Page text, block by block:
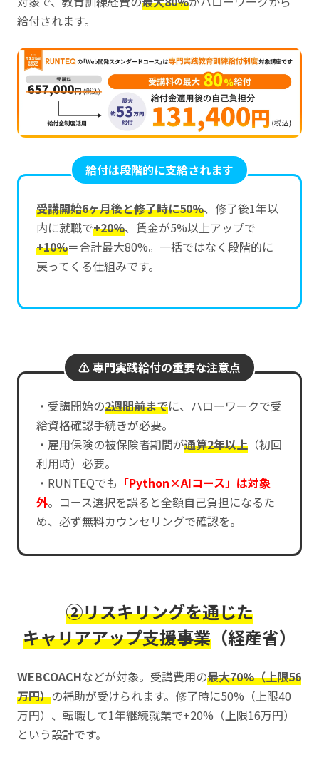
給付されます。
給付は段階的に支給されます
受講開始6ヶ月後と修了時に50%、修了後1年以
内に就職で+20%、賃金が5%以上アップで
+10%＝合計最大80%。一括ではなく段階的に
戻ってくる仕組みです。
⚠️ 専門実践給付の重要な注意点
・受講開始の2週間前までに、ハローワークで受
給資格確認手続きが必要。
・雇用保険の被保険者期間が通算2年以上 （初回
利用時）必要。
・RUNTEQでも 「Python×AIコース」は対象
外。コース選択を誤ると全額自己負担になるた
め、必ず無料カウンセリングで確認を。
②リスキリングを通じた
キャリアアップ支援事業 （経産省）
WEBCOACHなどが対象。受講費用の最大70%（上限56
万円）の補助が受けられます。修了時に50%（上限40
万円）、転職して1年継続就業で+20%（上限16万円）
という設計です。